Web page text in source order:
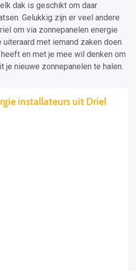
dak is geschikt om daar
Gelukkig zijn er veel andere
om via zonnepanelen energie
met iemand zaken doen
en met je mee wil denken om
je nieuwe zonnepanelen te halen.
installateurs uit Driel